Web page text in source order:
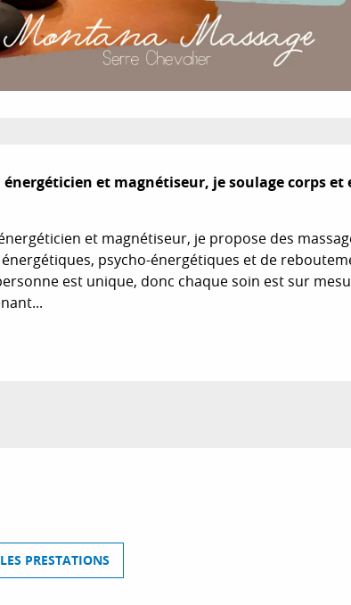
et magnétiseur, je soulage corps et
et magnétiseur, je propose des
psycho-énergétiques et de
est unique, donc chaque soin est sur
PRESTATIONS